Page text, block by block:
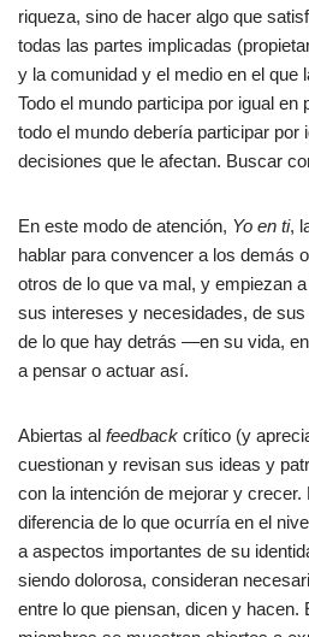
riqueza, sino de hacer algo que
todas las partes implicadas
y la comunidad y el medio en el que
Todo el mundo participa por igual en
todo el mundo debería participar por
decisiones que le afectan. Buscar
En este modo de atención, Yo en ti,
hablar para convencer a los demás
otros de lo que va mal, y empiezan
sus intereses y necesidades, de
de lo que hay detrás —en su vida,
a pensar o actuar así.
Abiertas al feedback crítico (y
cuestionan y revisan sus ideas y
con la intención de mejorar y
diferencia de lo que ocurría en el
a aspectos importantes de su
siendo dolorosa, consideran
entre lo que piensan, dicen y hacen.